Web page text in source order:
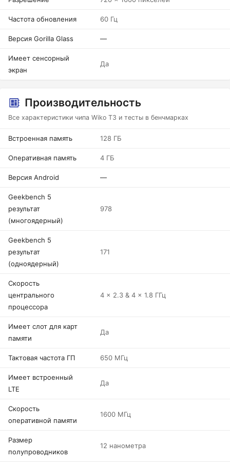
Частота обновления 60 Гц
Версия Gorilla Glass —
Имеет сенсорный
экран
Да
Производительность
Все характеристики чипа Wiko T3 и тесты в бенчмарках
Встроенная память 128 ГБ
Оперативная память 4 ГБ
Версия Android —
Geekbench 5
результат
(многоядерный)
978
Geekbench 5
результат
(одноядерный)
171
Скорость
центрального
процессора
4 x 2.3 & 4 x 1.8 ГГц
Имеет слот для карт
памяти
Да
Тактовая частота ГП 650 МГц
Имеет встроенный
LTE
Да
Скорость
оперативной памяти
1600 МГц
Размер
полупроводников
12 нанометра